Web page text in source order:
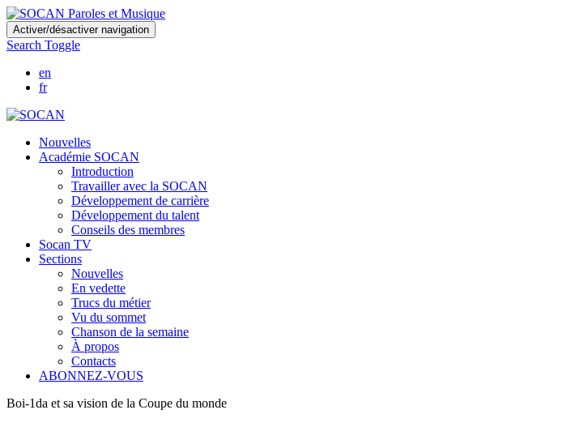
Skip
to
main
content
Activer/désactiver navigation
Search Toggle
en
fr
Nouvelles
Académie SOCAN
Introduction
Travailler avec la SOCAN
Développement de carrière
Développement du talent
Conseils des membres
Socan TV
Sections
Nouvelles
En vedette
Trucs du métier
Vu du sommet
Chanson de la semaine
À propos
Contacts
ABONNEZ-VOUS
Boi-1da et sa vision de la Coupe du monde